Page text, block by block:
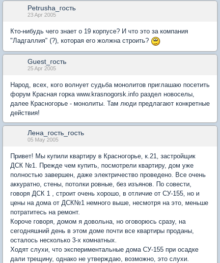
Petrusha_гость
23 Apr 2005
Кто-нибудь чего знает о 19 корпусе? И что это за компания
"Ладгаллия" (?), которая его жолжна строить?
Guest_гость
25 Apr 2005
Народ, всех, кого волнует судьба монолитов приглашаю посетить
форум Красная горка www.krasnogorsk.info раздел новоселы,
далее Красногорье - монолиты. Там люди предлагают конкретные
действия!
Лена_гость_гость
05 May 2005
Привет! Мы купили квартиру в Красногорье, к.21, застройщик
ДСК №1. Прежде чем купить, посмотрели квартиру, дом уже
полностью завершен, даже электричество проведено. Все очень
аккуратно, стены, потолки ровные, без изъянов. По совести,
говоря ДСК 1 , строит очень хорошо, в отличие от СУ-155, но и
цены на дома от ДСК№1 немного выше, несмотря на это, меньше
потратитесь на ремонт.
Короче говоря, домом я довольна, но оговорюсь сразу, на
сегодняшний день в этом доме почти все квартиры проданы,
осталось несколько 3-х комнатных.
Ходят слухи, что экспериментальные дома СУ-155 при осадке
дали трещину, однако не утверждаю, возможно, это слухи.